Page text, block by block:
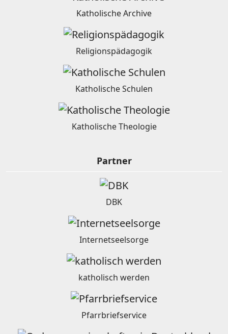
Katholische Archive
Religionspädagogik
Katholische Schulen
Katholische Theologie
Partner
DBK
Internetseelsorge
katholisch werden
Pfarrbriefservice